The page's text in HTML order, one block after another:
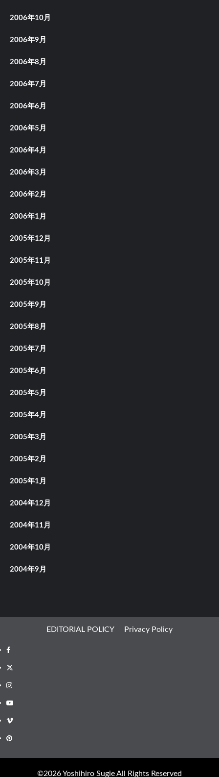
2006年10月
2006年9月
2006年8月
2006年7月
2006年6月
2006年5月
2006年4月
2006年3月
2006年2月
2006年1月
2005年12月
2005年11月
2005年10月
2005年9月
2005年8月
2005年7月
2005年6月
2005年5月
2005年4月
2005年3月
2005年2月
2005年1月
2004年12月
2004年11月
2004年10月
2004年9月
EDITORIAL POLICY Privacy Policy
Facebook
X
Instagram
Youtube
Vimeo
Pinterest
©︎2026 Yoshihiro Sugie All Rights Reserved